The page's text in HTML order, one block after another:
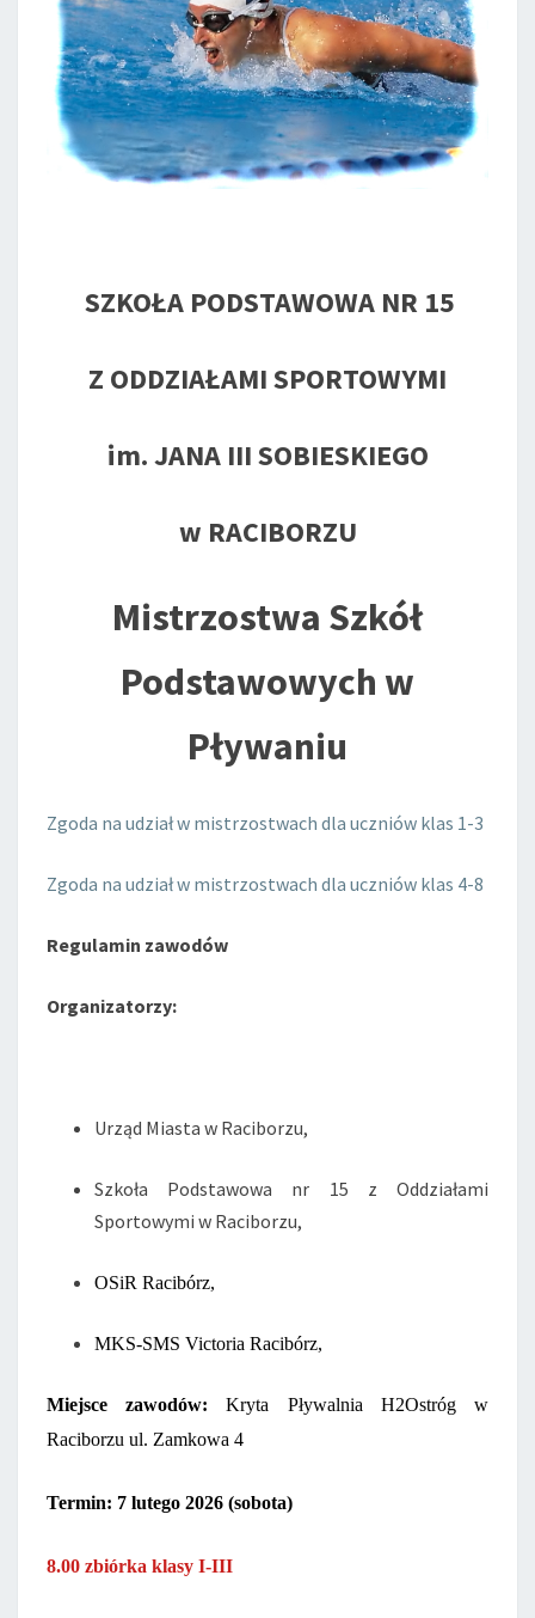
SZKOŁA PODSTAWOWA NR 15
Z ODDZIAŁAMI SPORTOWYMI
im. JANA III SOBIESKIEGO
w RACIBORZU
Mistrzostwa Szkół
Podstawowych w
Pływaniu
Zgoda na udział w mistrzostwach dla uczniów klas 1-3
Zgoda na udział w mistrzostwach dla uczniów klas 4-8
Regulamin zawodów
Organizatorzy:
Urząd Miasta w Raciborzu,
Szkoła Podstawowa nr 15 z Oddziałami
Sportowymi w Raciborzu,
OSiR Racibórz,
MKS-SMS Victoria Racibórz,
Miejsce zawodów:Kryta Pływalnia H2Ostróg w
Raciborzu ul. Zamkowa 4
Termin: 7 lutego 2026 (sobota)
8.00 zbiórka klasy I-III